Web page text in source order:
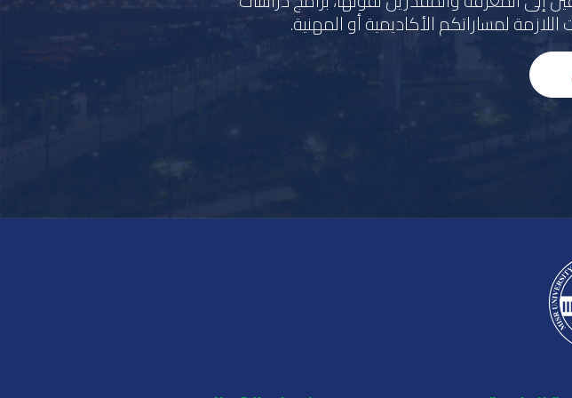
لمساراتكم الأكاديمية أو المهنية.